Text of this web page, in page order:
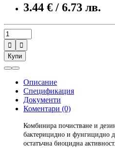
3.44 € / 6.73 лв.


Купи
Описание
Спецификация
Документи
Коментари (0)
Комбинира почистване и
бактерицидно и фунгицидно
остатъчна биоцидна